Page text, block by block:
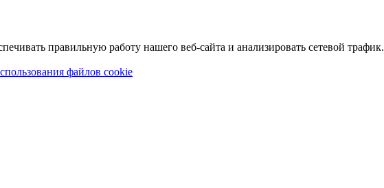
правильную работу нашего веб-сайта и анализировать сетевой трафик.
файлов cookie